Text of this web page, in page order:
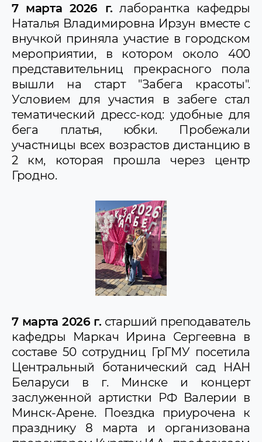
7 марта 2026 г. лаборантка кафедры
Наталья Владимировна Ирзун вместе с
внучкой приняла участие в городском
мероприятии, в котором около 400
представительниц прекрасного пола
вышли на старт "Забега красоты".
Условием для участия в забеге стал
тематический дресс-код: удобные для
бега платья, юбки. Пробежали
участницы всех возрастов дистанцию в
2 км, которая прошла через центр
Гродно.
7 марта 2026 г. старший преподаватель
кафедры Маркач Ирина Сергеевна в
составе 50 сотрудниц ГрГМУ посетила
Центральный ботанический сад НАН
Беларуси в г. Минске и концерт
заслуженной артистки РФ Валерии в
Минск-Арене. Поездка приурочена к
празднику 8 марта и организована